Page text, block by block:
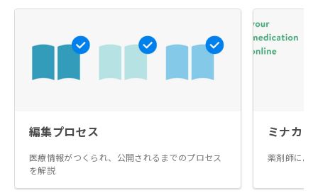
編集プロセス
医療情報がつくられ、公開されるまでのプロセス
を解説
ミナカ
薬剤師によ